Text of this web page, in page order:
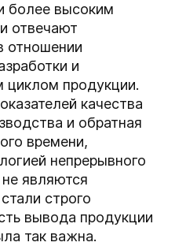
более высоким
отвечают
отношении
и
циклом продукции.
качества
и обратная
времени,
непрерывного
являются
строго
вывода продукции
так важна.